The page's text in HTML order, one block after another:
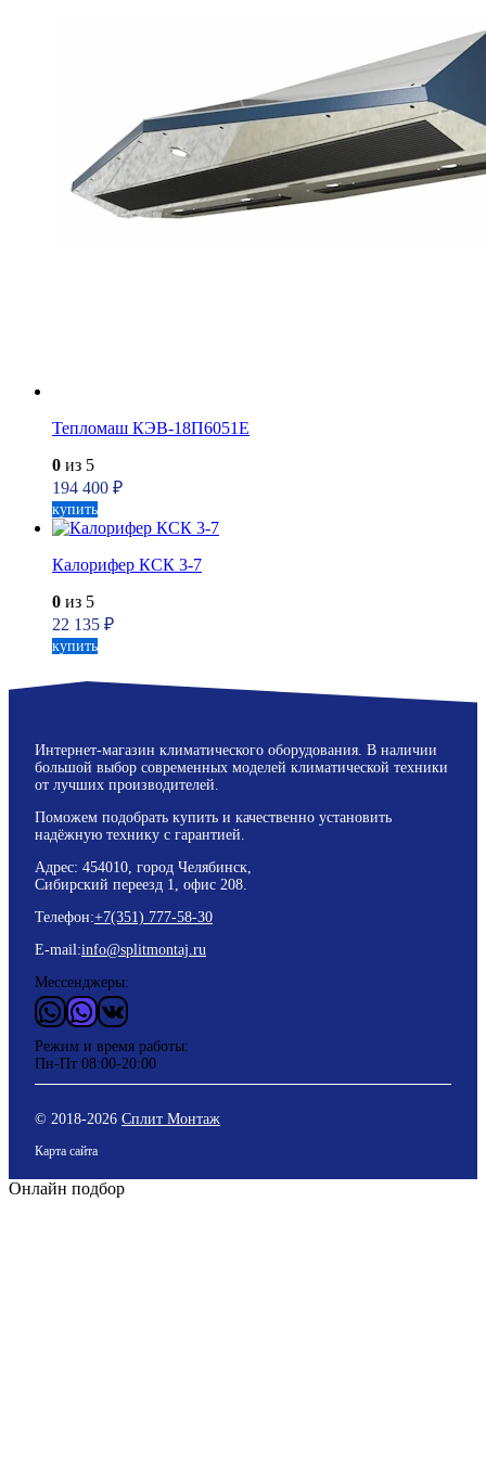
Тепломаш КЭВ-18П6051Е
0 из 5
194 400 ₽
купить
Калорифер КСК 3-7
0 из 5
22 135 ₽
купить
Интернет-магазин климатического оборудования. В наличии
большой выбор современных моделей климатической техники
от лучших производителей.
Поможем подобрать купить и качественно установить
надёжную технику с гарантией.
Адрес: 454010, город Челябинск,
Сибирский переезд 1, офис 208.
Телефон:+7(351) 777-58-30
E-mail:info@splitmontaj.ru
Мессенджеры:
WhatsApp
ViderВКонтакте
Режим и время работы:
Пн-Пт 08:00-20:00
© 2018-2026 Сплит Монтаж
Карта сайта
Онлайн подбор